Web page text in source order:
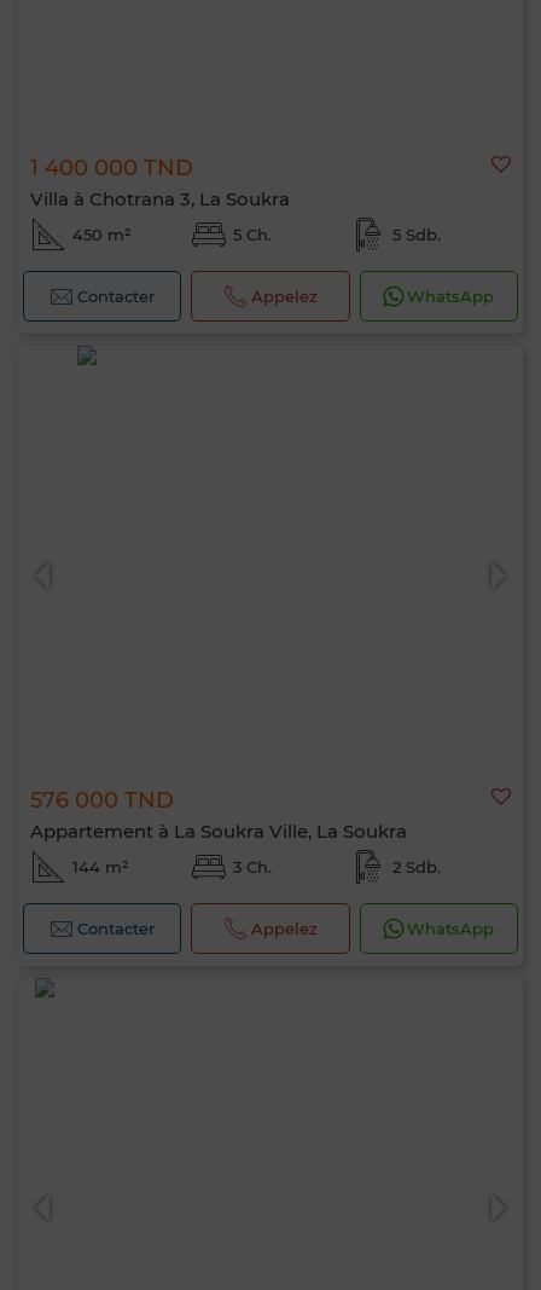
1 400 000 TND
Villa à Chotrana 3, La Soukra
450 m² 5 Ch. 5 Sdb.
Contacter Appelez WhatsApp
576 000 TND
Appartement à La Soukra Ville, La Soukra
144 m² 3 Ch. 2 Sdb.
Contacter Appelez WhatsApp